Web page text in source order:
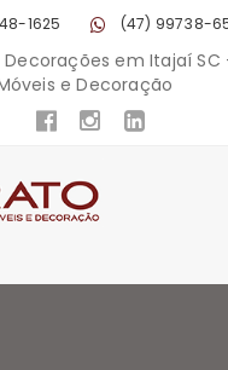
1625 (47) 99738-
Decorações em Itajaí
e Decoração